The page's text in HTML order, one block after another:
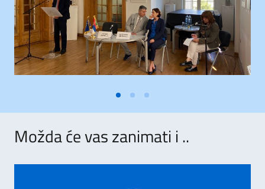
Možda će vas zanimati i ..